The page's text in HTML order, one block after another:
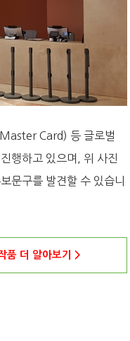
Card) 등 글로벌
행하고 있으며, 위 사진
문구를 발견할 수 있습니
품 더 알아보기 >